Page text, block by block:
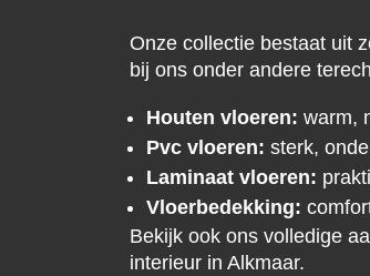
Onze collectie bestaat uit
bij ons onder andere
Houten vloeren: warm,
Pvc vloeren: sterk,
Laminaat vloeren:
Vloerbedekking:
Bekijk ook ons volledige
interieur in Alkmaar.